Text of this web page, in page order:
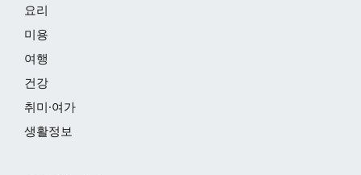
요리
미용
여행
건강
취미·여가
생활정보